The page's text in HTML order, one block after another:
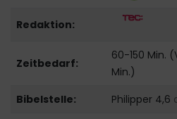
Redaktion:
Zeitbedarf:
60-150 Min.
Min.)
Bibelstelle:
Philipper 4,6